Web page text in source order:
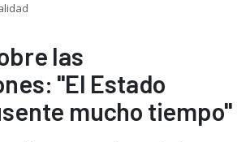
las
"El Estado
mucho tiempo"